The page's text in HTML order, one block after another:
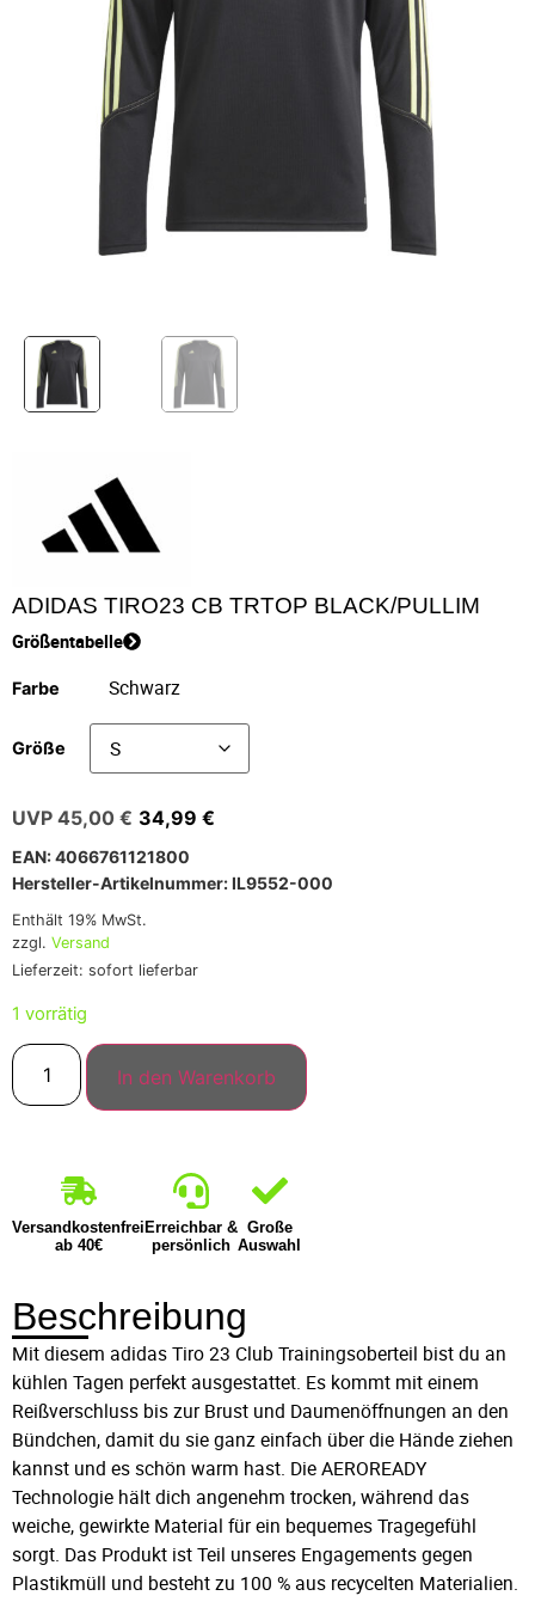
ADIDAS TIRO23 CB TRTOP BLACK/PULLIM
Größentabelle
Farbe
Größe
45,00 € 34,99 €
EAN: 4066761121800
Hersteller-Artikelnummer: IL9552-000
Enthält 19% MwSt.
zzgl. Versand
Lieferzeit: sofort lieferbar
1 vorrätig
In den Warenkorb
Versandkostenfrei
ab 40€
Erreichbar &
persönlich
Große
Auswahl
Beschreibung
Mit diesem adidas Tiro 23 Club Trainingsoberteil bist du an
kühlen Tagen perfekt ausgestattet. Es kommt mit einem
Reißverschluss bis zur Brust und Daumenöffnungen an den
Bündchen, damit du sie ganz einfach über die Hände ziehen
kannst und es schön warm hast. Die AEROREADY
Technologie hält dich angenehm trocken, während das
weiche, gewirkte Material für ein bequemes Tragegefühl
sorgt. Das Produkt ist Teil unseres Engagements gegen
Plastikmüll und besteht zu 100 % aus recycelten Materialien.